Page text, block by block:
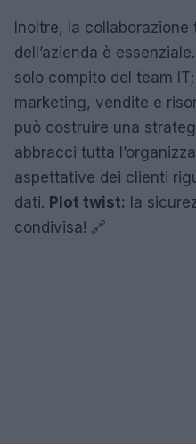
Inoltre, la
dell’azienda è
solo compito del team
marketing, vendite e
può costruire una
abbracci tutta
aspettative dei clienti
dati. Plot twist: la
condivisa! 🔗